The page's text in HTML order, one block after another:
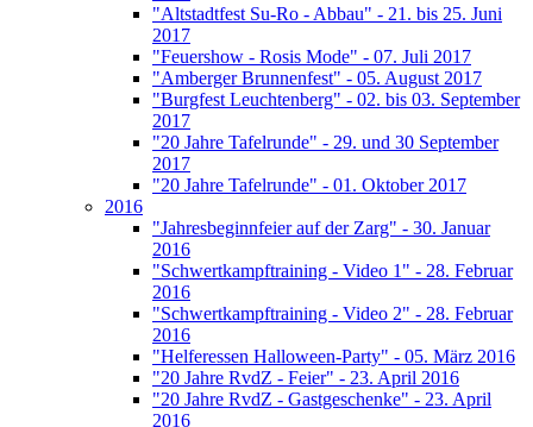
"Altstadtfest Su-Ro - Abbau" - 21. bis 25. Juni
2017
"Feuershow - Rosis Mode" - 07. Juli 2017
"Amberger Brunnenfest" - 05. August 2017
"Burgfest Leuchtenberg" - 02. bis 03. September
2017
"20 Jahre Tafelrunde" - 29. und 30 September
2017
"20 Jahre Tafelrunde" - 01. Oktober 2017
2016
"Jahresbeginnfeier auf der Zarg" - 30. Januar
2016
"Schwertkampftraining - Video 1" - 28. Februar
2016
"Schwertkampftraining - Video 2" - 28. Februar
2016
"Helferessen Halloween-Party" - 05. März 2016
"20 Jahre RvdZ - Feier" - 23. April 2016
"20 Jahre RvdZ - Gastgeschenke" - 23. April
2016